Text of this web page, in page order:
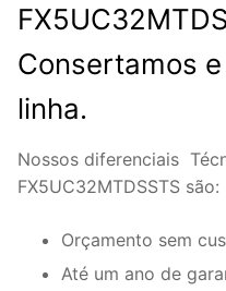
Consertamos
linha.
Nossos diferenciais
FX5UC32MTDSSTS são:
Orçamento sem
Até um ano de